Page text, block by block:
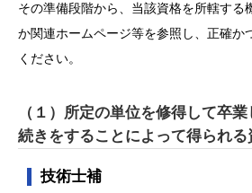
その準備段階から、当該資格を所轄する
か関連ホームページ等を参照し、正確か
ください。
（１）所定の単位を修得して卒
続きをすることによって得られる
技術士補